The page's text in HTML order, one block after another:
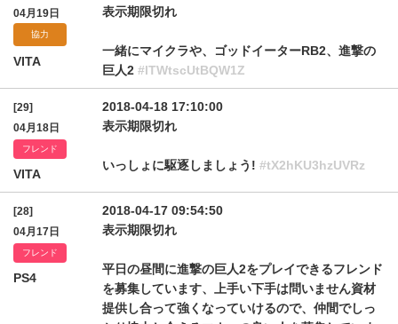
04月19日
協力
VITA
表示期限切れ
一緒にマイクラや、ゴッドイーターRB2、進撃の
巨人2 #lTWtscUtBQW1Z
[29]
04月18日
フレンド
VITA
2018-04-18 17:10:00
表示期限切れ
いっしょに駆逐しましょう! #tX2hKU3hzUVRz
[28]
04月17日
フレンド
PS4
2018-04-17 09:54:50
表示期限切れ
平日の昼間に進撃の巨人2をプレイできるフレンド
を募集しています、上手い下手は問いません資材
提供し合って強くなっていけるので、仲間でしっ